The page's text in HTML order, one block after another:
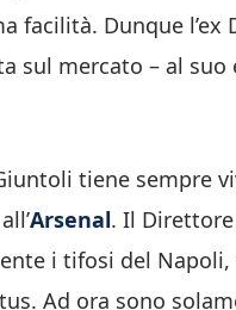
facilità. Dunque
sul mercato – al
tiene sempre
Arsenal. Il
i tifosi del
Ad ora sono